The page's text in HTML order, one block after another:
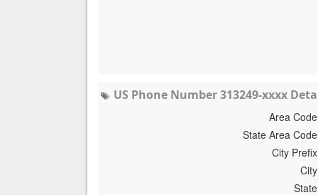
US Phone Number 313249-xxxx
Area
State Area
City